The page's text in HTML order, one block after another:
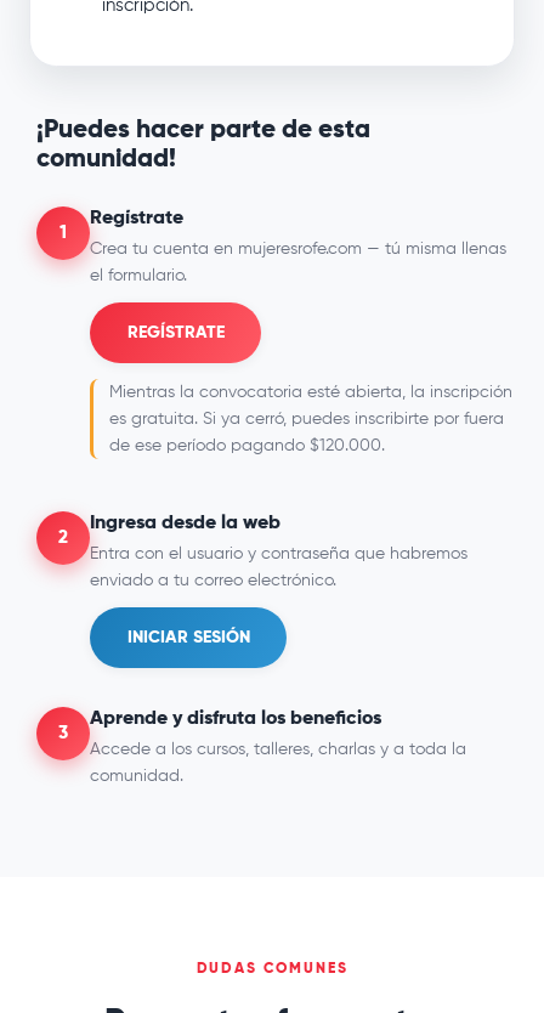
inscripción.
¡Puedes hacer parte de esta
comunidad!
1
Regístrate
Crea tu cuenta en mujeresrofe.com — tú misma llenas
el formulario.
REGÍSTRATE
Mientras la convocatoria esté abierta, la inscripción
es gratuita. Si ya cerró, puedes inscribirte por fuera
de ese período pagando $120.000.
2
Ingresa desde la web
Entra con el usuario y contraseña que habremos
enviado a tu correo electrónico.
INICIAR SESIÓN
3
Aprende y disfruta los beneficios
Accede a los cursos, talleres, charlas y a toda la
comunidad.
DUDAS COMUNES